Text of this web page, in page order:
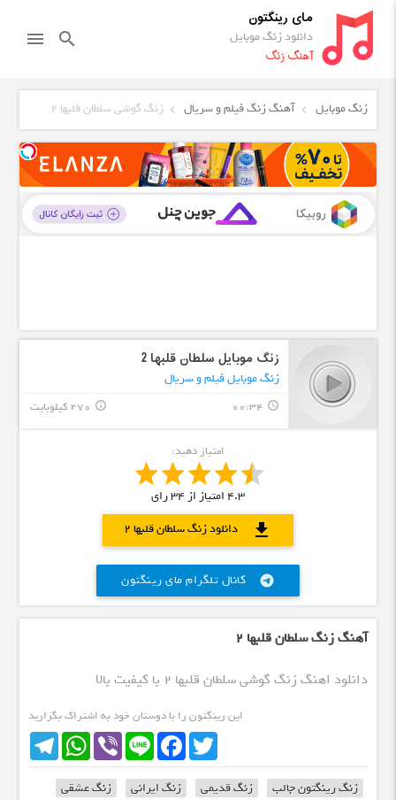
مای رینگتون
دانلود زنگ موبایل
آهنگ زنگ
search
menu
زنگ موبایل آهنگ زنگ فیلم و سریال زنگ گوشی سلطان قلبها 2
زنگ موبایل سلطان قلبها 2
زنگ موبایل فیلم و سریال
query_builder
00:34 270 کیلوبایت info_outline
امتیاز دهید:
4.3 امتیاز از34رای
دانلود زنگ سلطان قلبها 2
download
کانال تلگرام مای رینگتون telegram
آهنگ زنگ سلطان قلبها 2
دانلود اهنگ زنگ گوشی سلطان قلبها 2 با کیفیت بالا
این رینگتون را با دوستان خود به اشتراک بگزارید
TelegramWhatsApp Viber Line
FacebookTwitter
زنگ رینگتون جالب زنگ قدیمی زنگ ایرانی
زنگ عشقی